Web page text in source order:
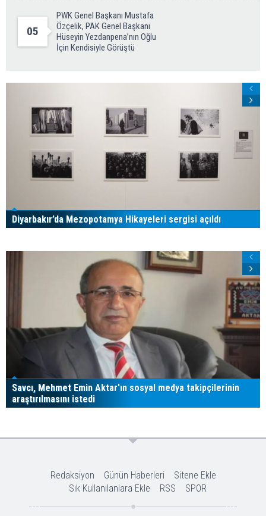
05
PWK Genel Başkanı Mustafa
Özçelik, PAK Genel Başkanı
Hüseyin Yezdanpena’nın Oğlu
İçin Kendisiyle Görüştü
Diyarbakır’da Mezopotamya Hikayeleri sergisi açıldı
Savcı, Mehmet Emin Aktar'ın sosyal medya takipçilerinin
araştırılmasını istedi
Redaksiyon Günün Haberleri
Sitene Ekle
Sık Kullanılanlara Ekle
RSS SPOR